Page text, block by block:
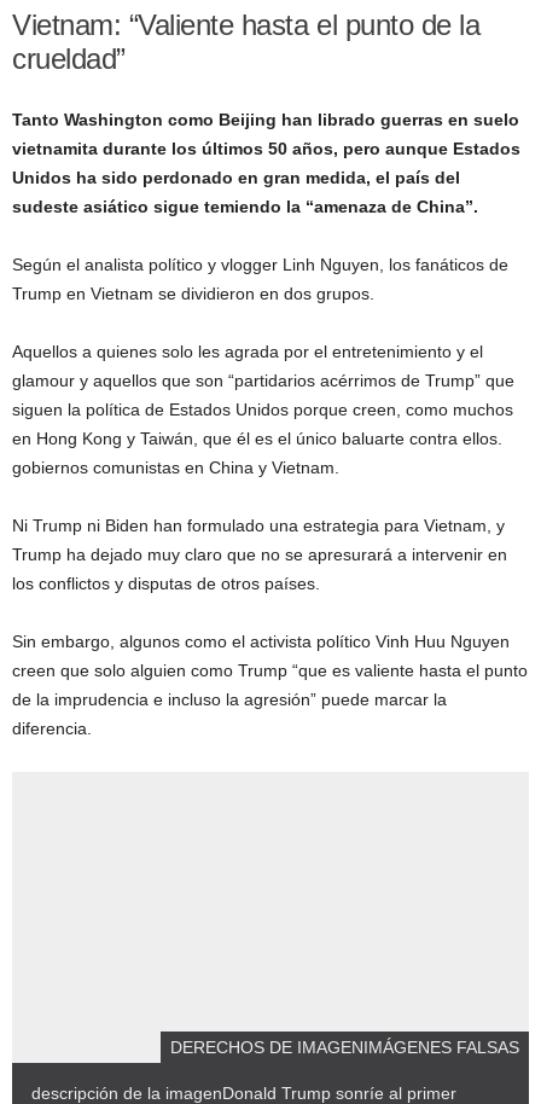
Vietnam: “Valiente hasta el punto de la
crueldad”
Tanto Washington como Beijing han librado guerras en suelo
vietnamita durante los últimos 50 años, pero aunque Estados
Unidos ha sido perdonado en gran medida, el país del
sudeste asiático sigue temiendo la “amenaza de China”.
Según el analista político y vlogger Linh Nguyen, los fanáticos de
Trump en Vietnam se dividieron en dos grupos.
Aquellos a quienes solo les agrada por el entretenimiento y el
glamour y aquellos que son “partidarios acérrimos de Trump” que
siguen la política de Estados Unidos porque creen, como muchos
en Hong Kong y Taiwán, que él es el único baluarte contra ellos.
gobiernos comunistas en China y Vietnam.
Ni Trump ni Biden han formulado una estrategia para Vietnam, y
Trump ha dejado muy claro que no se apresurará a intervenir en
los conflictos y disputas de otros países.
Sin embargo, algunos como el activista político Vinh Huu Nguyen
creen que solo alguien como Trump “que es valiente hasta el punto
de la imprudencia e incluso la agresión” puede marcar la
diferencia.
DERECHOS DE IMAGENIMÁGENES FALSAS
descripción de la imagenDonald Trump sonríe al primer